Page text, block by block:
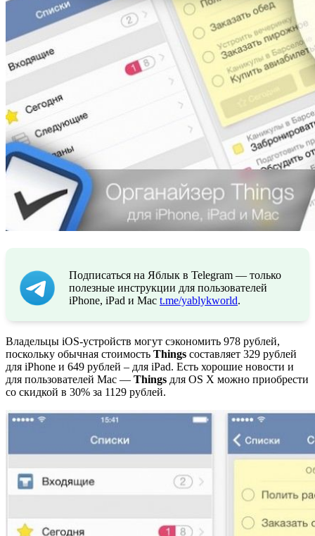
Подписаться на Яблык в Telegram — только
полезные инструкции для пользователей
iPhone, iPad и Mac t.me/yablykworld.
Владельцы iOS-устройств могут сэкономить 978 рублей,
поскольку обычная стоимость Things составляет 329 рублей
для iPhone и 649 рублей – для iPad. Есть хорошие новости и
для пользователей Mac — Things для OS X можно приобрести
со скидкой в 30% за 1129 рублей.